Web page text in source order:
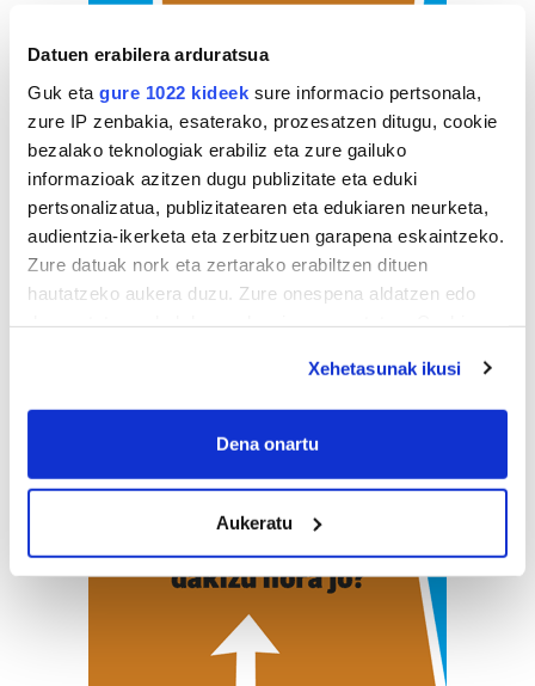
Datuen erabilera arduratsua
Guk eta gure 1022 kideek sure informacio pertsonala,
zure IP zenbakia, esaterako, prozesatzen ditugu, cookie
bezalako teknologiak erabiliz eta zure gailuko
informazioak azitzen dugu publizitate eta eduki
pertsonalizatua, publizitatearen eta edukiaren neurketa,
audientzia-ikerketa eta zerbitzuen garapena eskaintzeko.
Zure datuak nork eta zertarako erabiltzen dituen
hautatzeko aukera duzu. Zure onespena aldatzen edo
If you allow, we would also like to:
Collect information about your geographical
meters
Identify your device by actively scanning it for
specific characteristics (fingerprinting)
Find out more about how your personal data is processed
and set your preferences in the
.
Guk eta gure bazkideek zure datu pertsonalak
Xehetasunak ikusi
Dena onartu
Aukeratu